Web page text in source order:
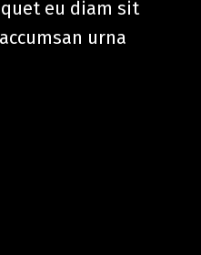
eu diam sit
urna